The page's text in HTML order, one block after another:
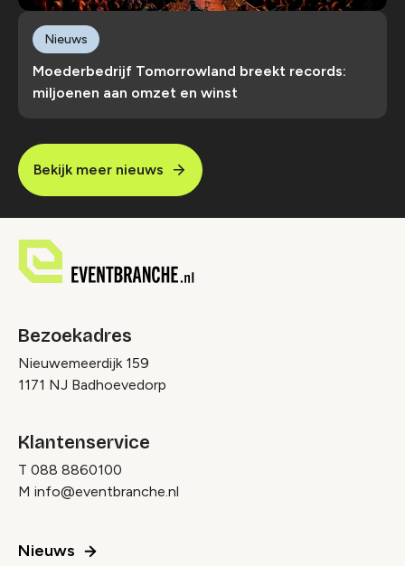
Moederbedrijf Tomorrowland breekt records:
miljoenen aan omzet en winst
Nieuws
Bekijk meer nieuws
Bezoekadres
Nieuwemeerdijk 159
1171 NJ Badhoevedorp
Klantenservice
T 088 8860100
M info@eventbranche.nl
Nieuws